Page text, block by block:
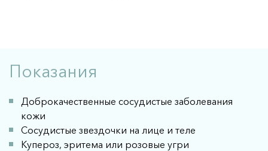
Инъекционная косметология
Релатокс ПОПУЛЯРНО
Диспорт
Биоревитализация ПОПУЛЯРНО
Показания
Доброкачественные сосудистые заболевания
кожи
Сосудистые звездочки на лице и теле
Купероз, эритема или розовые угри